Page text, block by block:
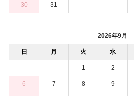
30 31
2026年9月
日 月 火 水
1 2
6 7 8 9